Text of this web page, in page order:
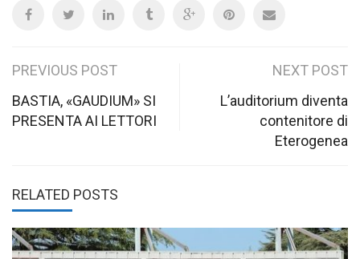
Post
navigation
PREVIOUS POST
BASTIA, «GAUDIUM» SI
PRESENTA AI LETTORI
NEXT POST
L’auditorium diventa
contenitore di
Eterogenea
RELATED POSTS